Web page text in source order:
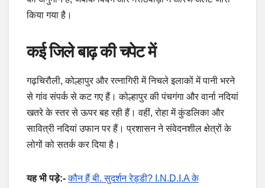
किया गया है।
कई जिले बाढ़ की चपेट में
गढ़चिरौली, कोल्हापुर और रत्नागिरी में निचले इलाकों में पानी भरने
से गांव संपर्क से कट गए हैं। कोल्हापुर की पंचगंगा और वार्ना नदियां
खतरे के स्तर से ऊपर बह रही हैं। वहीं, रोहा में कुंडलिका और
सावित्री नदियां उफान पर हैं। प्रशासन ने संवेदनशील क्षेत्रों के
लोगों को सतर्क कर दिया है।
यह भी पड़े:- कौन हैं बी. सुदर्शन रेड्डी? I.N.D.I.A के